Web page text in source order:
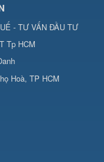
- TƯ VẤN ĐẦU TƯ
Tp HCM
Hoà, TP HCM